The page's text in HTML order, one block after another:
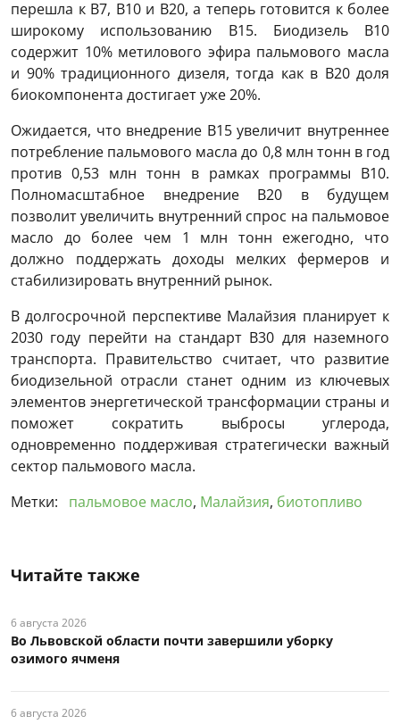
перешла к B7, B10 и B20, а теперь готовится к более
широкому использованию B15. Биодизель B10
содержит 10% метилового эфира пальмового масла
и 90% традиционного дизеля, тогда как в B20 доля
биокомпонента достигает уже 20%.
Ожидается, что внедрение B15 увеличит внутреннее
потребление пальмового масла до 0,8 млн тонн в год
против 0,53 млн тонн в рамках программы B10.
Полномасштабное внедрение B20 в будущем
позволит увеличить внутренний спрос на пальмовое
масло до более чем 1 млн тонн ежегодно, что
должно поддержать доходы мелких фермеров и
стабилизировать внутренний рынок.
В долгосрочной перспективе Малайзия планирует к
2030 году перейти на стандарт B30 для наземного
транспорта. Правительство считает, что развитие
биодизельной отрасли станет одним из ключевых
элементов энергетической трансформации страны и
поможет сократить выбросы углерода,
одновременно поддерживая стратегически важный
сектор пальмового масла.
Метки:
пальмовое масло, Малайзия, биотопливо
Читайте также
6 августа 2026
Во Львовской области почти завершили уборку
озимого ячменя
6 августа 2026